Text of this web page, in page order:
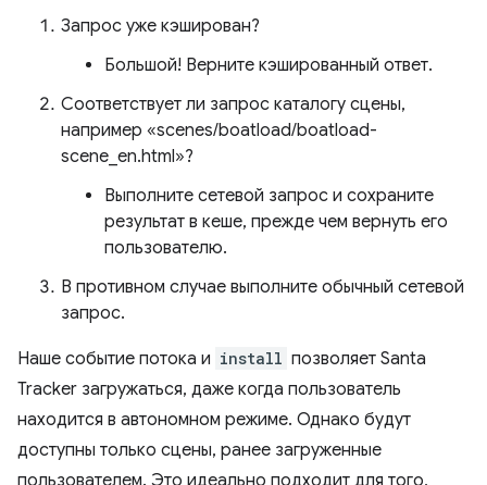
Запрос уже кэширован?
Большой! Верните кэшированный ответ.
Соответствует ли запрос каталогу сцены,
например «scenes/boatload/boatload-
scene_en.html»?
Выполните сетевой запрос и сохраните
результат в кеше, прежде чем вернуть его
пользователю.
В противном случае выполните обычный сетевой
запрос.
Наше событие потока и install позволяет Santa
Tracker загружаться, даже когда пользователь
находится в автономном режиме. Однако будут
доступны только сцены, ранее загруженные
пользователем. Это идеально подходит для того,